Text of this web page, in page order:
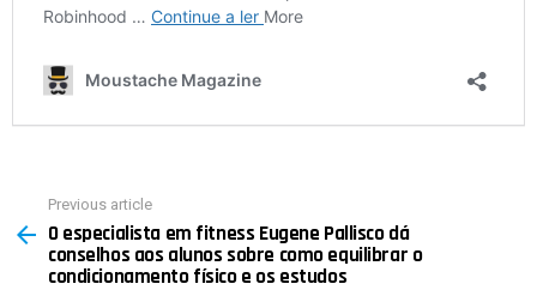
more
Previous article
O especialista em fitness Eugene Pallisco dá
conselhos aos alunos sobre como equilibrar o
condicionamento físico e os estudos